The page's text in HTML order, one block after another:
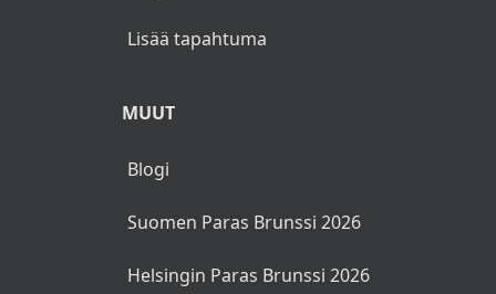
Lisää tapahtuma
MUUT
Blogi
Suomen Paras Brunssi 2026
Helsingin Paras Brunssi 2026